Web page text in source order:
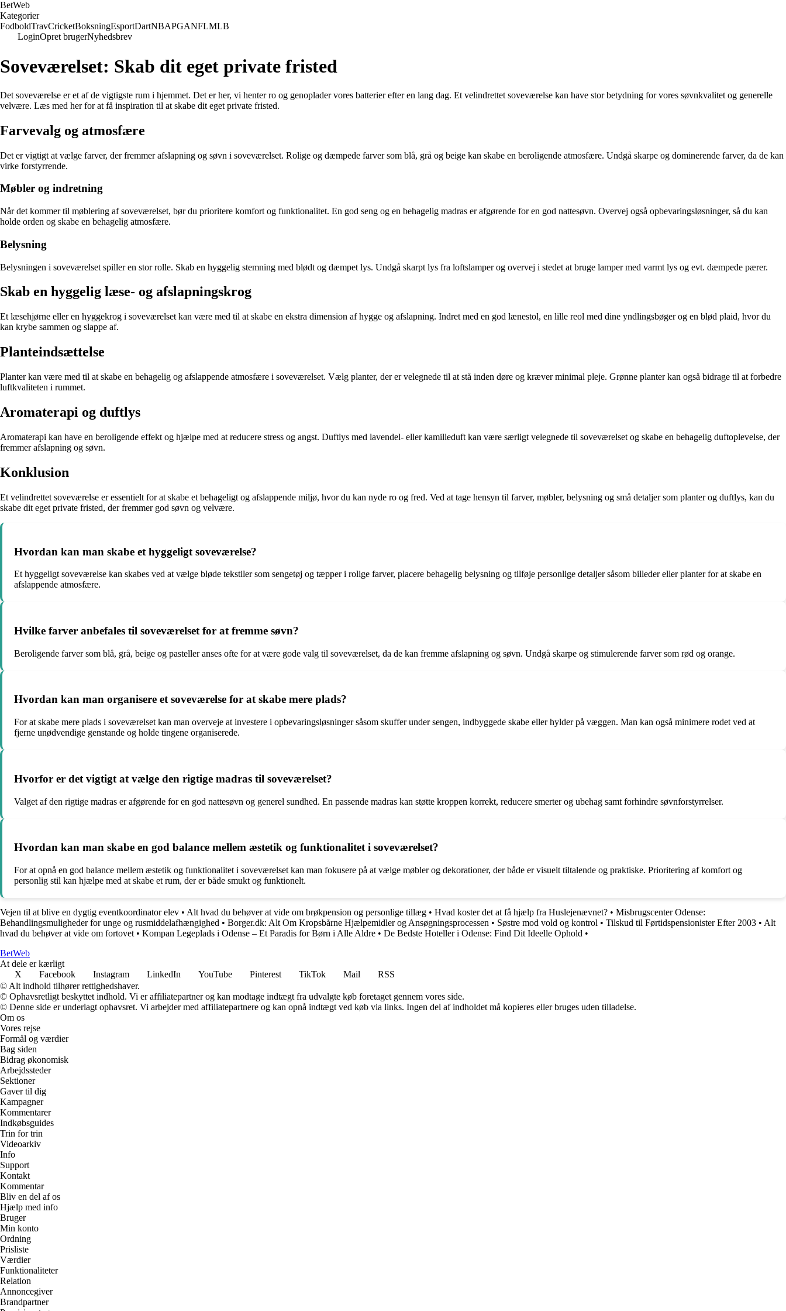
BetWeb
Kategorier
FodboldTravCricketBoksningEsportDartNBAPGANFLMLB
LoginOpret brugerNyhedsbrev
Soveværelset: Skab dit eget private fristed
Det soveværelse er et af de vigtigste rum i hjemmet. Det er her, vi henter ro og genoplader vores batterier efter en lang dag. Et velindrettet soveværelse kan have stor betydning for vores søvnkvalitet og generelle
velvære. Læs med her for at få inspiration til at skabe dit eget private fristed.
Farvevalg og atmosfære
Det er vigtigt at vælge farver, der fremmer afslapning og søvn i soveværelset. Rolige og dæmpede farver som blå, grå og beige kan skabe en beroligende atmosfære. Undgå skarpe og dominerende farver, da de kan
virke forstyrrende.
Møbler og indretning
Når det kommer til møblering af soveværelset, bør du prioritere komfort og funktionalitet. En god seng og en behagelig madras er afgørende for en god nattesøvn. Overvej også opbevaringsløsninger, så du kan
holde orden og skabe en behagelig atmosfære.
Belysning
Belysningen i soveværelset spiller en stor rolle. Skab en hyggelig stemning med blødt og dæmpet lys. Undgå skarpt lys fra loftslamper og overvej i stedet at bruge lamper med varmt lys og evt. dæmpede pærer.
Skab en hyggelig læse- og afslapningskrog
Et læsehjørne eller en hyggekrog i soveværelset kan være med til at skabe en ekstra dimension af hygge og afslapning. Indret med en god lænestol, en lille reol med dine yndlingsbøger og en blød plaid, hvor du
kan krybe sammen og slappe af.
Planteindsættelse
Planter kan være med til at skabe en behagelig og afslappende atmosfære i soveværelset. Vælg planter, der er velegnede til at stå inden døre og kræver minimal pleje. Grønne planter kan også bidrage til at forbedre
luftkvaliteten i rummet.
Aromaterapi og duftlys
Aromaterapi kan have en beroligende effekt og hjælpe med at reducere stress og angst. Duftlys med lavendel- eller kamilleduft kan være særligt velegnede til soveværelset og skabe en behagelig duftoplevelse, der
fremmer afslapning og søvn.
Konklusion
Et velindrettet soveværelse er essentielt for at skabe et behageligt og afslappende miljø, hvor du kan nyde ro og fred. Ved at tage hensyn til farver, møbler, belysning og små detaljer som planter og duftlys, kan du
skabe dit eget private fristed, der fremmer god søvn og velvære.
Hvordan kan man skabe et hyggeligt soveværelse?
Et hyggeligt soveværelse kan skabes ved at vælge bløde tekstiler som sengetøj og tæpper i rolige farver, placere behagelig belysning og tilføje personlige detaljer såsom billeder eller planter for at skabe en
afslappende atmosfære.
Hvilke farver anbefales til soveværelset for at fremme søvn?
Beroligende farver som blå, grå, beige og pasteller anses ofte for at være gode valg til soveværelset, da de kan fremme afslapning og søvn. Undgå skarpe og stimulerende farver som rød og orange.
Hvordan kan man organisere et soveværelse for at skabe mere plads?
For at skabe mere plads i soveværelset kan man overveje at investere i opbevaringsløsninger såsom skuffer under sengen, indbyggede skabe eller hylder på væggen. Man kan også minimere rodet ved at
fjerne unødvendige genstande og holde tingene organiserede.
Hvorfor er det vigtigt at vælge den rigtige madras til soveværelset?
Valget af den rigtige madras er afgørende for en god nattesøvn og generel sundhed. En passende madras kan støtte kroppen korrekt, reducere smerter og ubehag samt forhindre søvnforstyrrelser.
Hvordan kan man skabe en god balance mellem æstetik og funktionalitet i soveværelset?
For at opnå en god balance mellem æstetik og funktionalitet i soveværelset kan man fokusere på at vælge møbler og dekorationer, der både er visuelt tiltalende og praktiske. Prioritering af komfort og
personlig stil kan hjælpe med at skabe et rum, der er både smukt og funktionelt.
Vejen til at blive en dygtig eventkoordinator elev • Alt hvad du behøver at vide om brøkpension og personlige tillæg • Hvad koster det at få hjælp fra Huslejenævnet? • Misbrugscenter Odense:
Behandlingsmuligheder for unge og rusmiddelafhængighed • Borger.dk: Alt Om Kropsbårne Hjælpemidler og Ansøgningsprocessen • Søstre mod vold og kontrol • Tilskud til Førtidspensionister Efter 2003 • Alt
hvad du behøver at vide om fortovet • Kompan Legeplads i Odense – Et Paradis for Børn i Alle Aldre • De Bedste Hoteller i Odense: Find Dit Ideelle Ophold •
BetWeb
At dele er kærligt
X
Facebook Instagram LinkedIn YouTube Pinterest TikTok Mail
RSS
© Alt indhold tilhører rettighedshaver.
© Ophavsretligt beskyttet indhold. Vi er affiliatepartner og kan modtage indtægt fra udvalgte køb foretaget gennem vores side.
© Denne side er underlagt ophavsret. Vi arbejder med affiliatepartnere og kan opnå indtægt ved køb via links. Ingen del af indholdet må kopieres eller bruges uden tilladelse.
Om os
Vores rejse
Formål og værdier
Bag siden
Bidrag økonomisk
Arbejdssteder
Sektioner
Gaver til dig
Kampagner
Kommentarer
Indkøbsguides
Trin for trin
Videoarkiv
Info
Support
Kontakt
Kommentar
Bliv en del af os
Hjælp med info
Bruger
Min konto
Ordning
Prisliste
Værdier
Funktionaliteter
Relation
Annoncegiver
Brandpartner